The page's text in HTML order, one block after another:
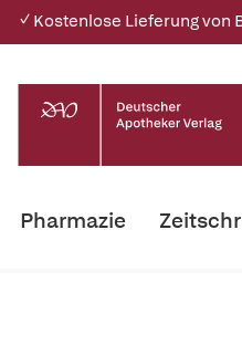
✓ Kostenlose Lieferung
Pharmazie